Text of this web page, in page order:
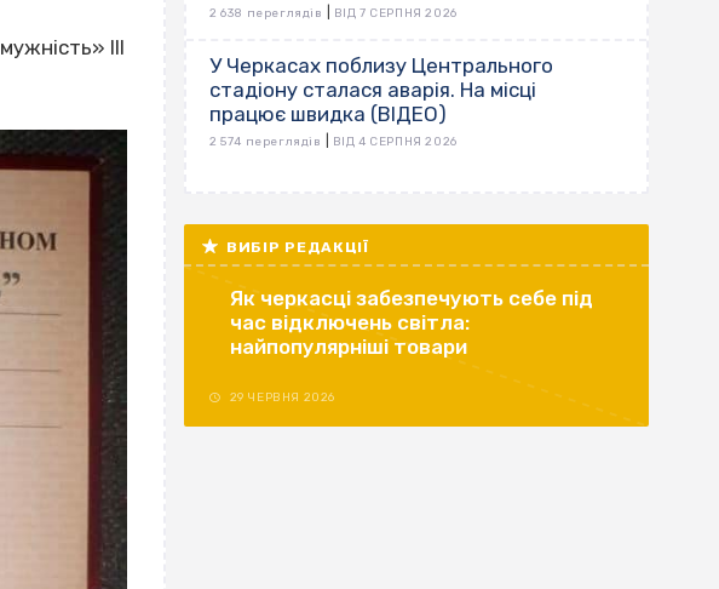
ІІІ
2 638 переглядів ВІД 7 СЕРПНЯ 2026
У Черкасах поблизу Центрального
стадіону сталася аварія. На місці
працює швидка (ВІДЕО)
2 574 переглядів ВІД 4 СЕРПНЯ 2026
ВИБІР РЕДАКЦІЇ
Як черкасці забезпечують себе під
час відключень світла:
найпопулярніші товари
29 ЧЕРВНЯ 2026